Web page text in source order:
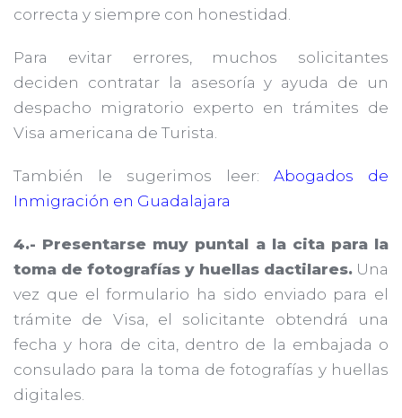
correcta y siempre con honestidad.
Para evitar errores, muchos solicitantes
deciden contratar la asesoría y ayuda de un
despacho migratorio experto en trámites de
Visa americana de Turista.
También le sugerimos leer: Abogados de
Inmigración en Guadalajara
4.- Presentarse muy puntal a la cita para la
toma de fotografías y huellas dactilares. Una
vez que el formulario ha sido enviado para el
trámite de Visa, el solicitante obtendrá una
fecha y hora de cita, dentro de la embajada o
consulado para la toma de fotografías y huellas
digitales.